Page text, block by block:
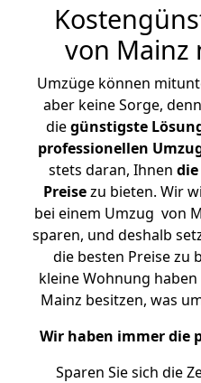
von Mainz
Umzüge können
aber keine Sorge,
diegünstigste
professionellen
stets daran, Ihnen
Preisezu bieten. Wir
bei einem Umzug von
sparen, und deshalb
die besten Preise zu
kleine Wohnung
Mainz besitzen, was
Wir haben immer die
Sparen Sie sich die